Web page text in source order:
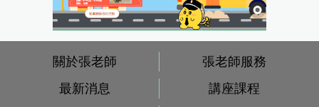
關於張老師
張老師服務
最新消息
講座課程